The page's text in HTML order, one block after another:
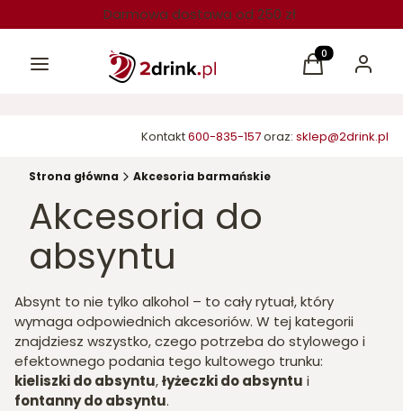
Darmowa dostawa od 250 zł
Menu Produkty w
Koszyk Zaloguj
Kontakt600-835-157oraz: sklep@2drink.pl
Strona główna Akcesoria barmańskie
Akcesoria do
absyntu
Absynt to nie tylko alkohol – to cały rytuał, który
wymaga odpowiednich akcesoriów. W tej kategorii
znajdziesz wszystko, czego potrzeba do stylowego i
efektownego podania tego kultowego trunku:
kieliszki do absyntu,łyżeczki do absyntu i
fontanny do absyntu.